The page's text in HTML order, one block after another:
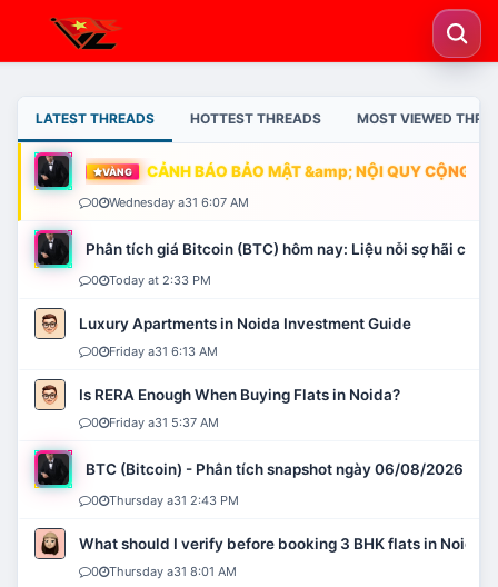
LATEST THREADS HOTTEST THREADS MOST VIEWED
VÀNG CẢNH BÁO BẢO MẬT &amp; NỘI QUY CỘNG
0 Wednesday a31 6:07 AM
Phân tích giá Bitcoin (BTC) hôm nay: Liệu nỗi sợ hãi có
0 Today at 2:33 PM
Luxury Apartments in Noida Investment Guide
0 Friday a31 6:13 AM
Is RERA Enough When Buying Flats in Noida?
0 Friday a31 5:37 AM
BTC (Bitcoin) - Phân tích snapshot ngày 06/08/2026
0 Thursday a31 2:43 PM
What should I verify before booking 3 BHK flats in Noida?
0 Thursday a31 8:01 AM